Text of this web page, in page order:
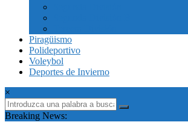
Piragüismo
Polideportivo
Voleybol
Deportes de Invierno
×
Breaking News: